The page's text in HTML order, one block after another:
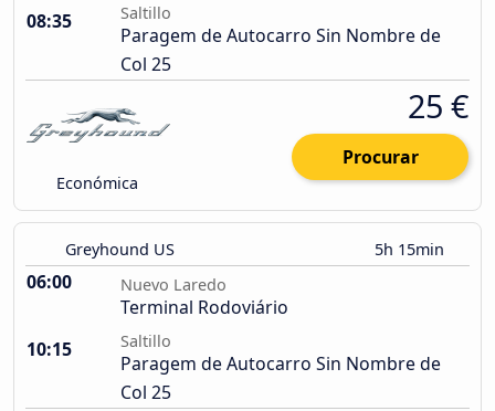
08:35
Saltillo
Paragem de Autocarro Sin Nombre de
Col 25
Económica
25 €
Procurar
Greyhound US 5h 15min
06:00 Nuevo Laredo
Terminal Rodoviário
10:15
Saltillo
Paragem de Autocarro Sin Nombre de
Col 25